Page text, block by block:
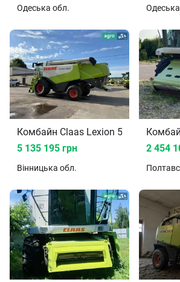
Одеська обл. Одеська
Комбайн Claas Lexion 560 2007
5 135 195 грн
Вінницька обл.
2 454